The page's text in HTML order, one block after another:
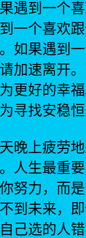
到一个喜
一个喜欢
如果遇到
加速离开
更好的幸
寻找安稳
上疲劳地
人生最重
努力，而
到未来，
己选的人